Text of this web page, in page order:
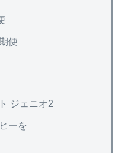
便
ジェニオ2
ーを